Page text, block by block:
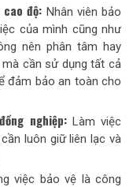
độ: Nhân viên bảo
của mình cũng như
nên phân tâm hay
mà cần sử dụng tất cả
đảm bảo an toàn cho
nghiệp:Làm việc
luôn giữ liên lạc và
việc bảo vệ là công